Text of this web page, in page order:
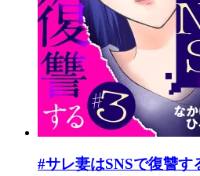
#サレ妻はSNSで復讐す